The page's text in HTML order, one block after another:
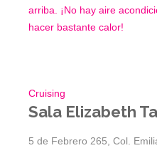
arriba. ¡No hay aire
hacer bastante calor!
Cruising
Sala Elizabeth
5 de Febrero 265, Col.